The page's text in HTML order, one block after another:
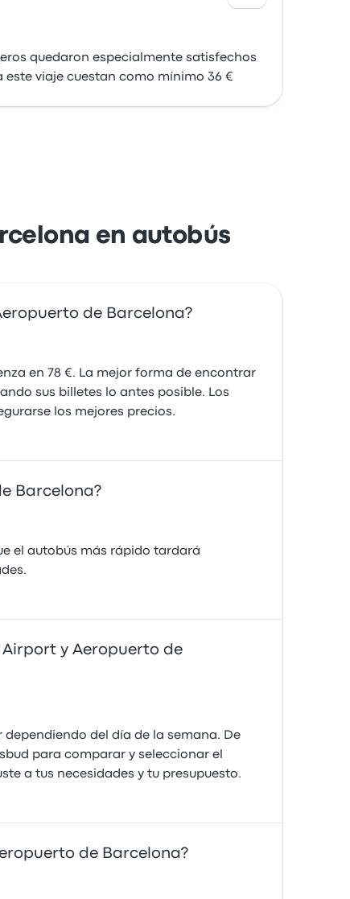
quedaron especialmente satisfechos
este viaje cuestan como mínimo 36 €
en autobús
de Barcelona?
en 78 €. La mejor forma de encontrar
sus billetes lo antes posible. Los
los mejores precios.
Barcelona?
el autobús más rápido tardará
y Aeropuerto de
del día de la semana. De
para comparar y seleccionar el
a tus necesidades y tu presupuesto.
de Barcelona?